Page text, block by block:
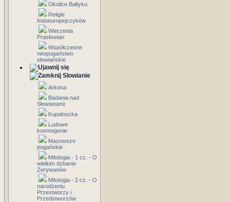
Okolice Bałtyku
Religie
Indoeuropejczyków
Wierzenia
Prasłowian
Współczesne
neopogaństwo
słowiańskie
Słowianie
Arkona
Badania nad
Słowianami
Kupalnocka
Ludowe
kosmogonie
Mazowsze
pogańskie
Mitologia - 1 cz. - O
wielkim dzbanie
Zerywanów
Mitologia - 2 cz. - O
narodzeniu
Przestworzy i
Przedstworzów